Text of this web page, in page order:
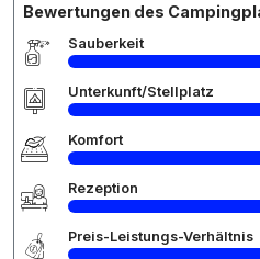
Bewertungen des
Sauberkeit
Unterkunft/Stellplatz
Komfort
Rezeption
Preis-Leistungs-Verhältnis